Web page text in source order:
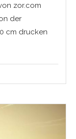
zor.com
der
cm drucken